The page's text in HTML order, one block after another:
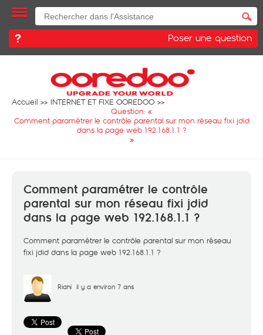
Poser une question
Accueil
INTERNET ET FIXE OOREDOO
Question: «
Comment paramétrer le contrôle parental sur mon réseau fixi jdid
dans la page web 192.168.1.1 ?
»
Comment paramétrer le contrôle
parental sur mon réseau fixi jdid
dans la page web 192.168.1.1 ?
Comment paramétrer le contrôle parental sur mon réseau
fixi jdid dans la page web 192.168.1.1 ?
Riahi il y a environ 7 ans